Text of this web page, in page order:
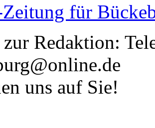
für
Redaktion:
uns auf Sie!